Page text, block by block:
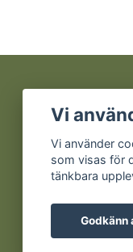
Facebook
Instagram
Vi
Vi använder
som visas för
tänkbara
Godkänn